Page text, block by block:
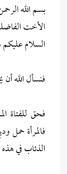
بسم الله
الأخت
السلام عليكم
فنسأل الله
فحق للفتاة
فالمرأة حمل
الذئاب في